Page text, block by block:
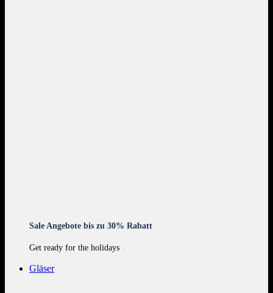
Sale Angebote bis zu 30% Rabatt
Get ready for the holidays
Gläser